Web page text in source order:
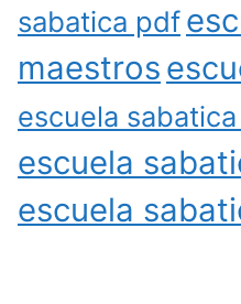
sabatica pdf
maestros
escuela
escuela
escuela